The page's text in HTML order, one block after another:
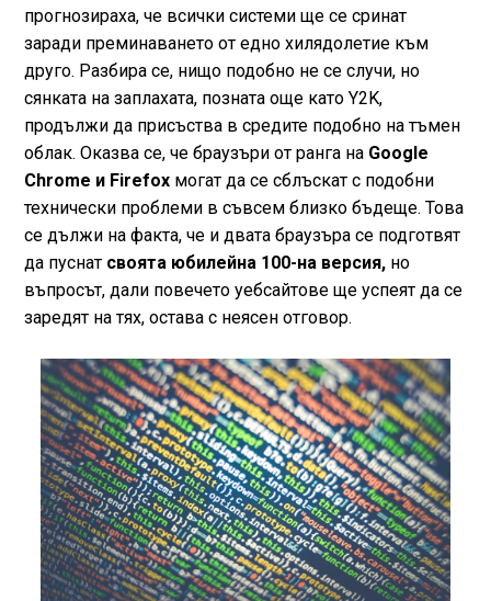
прогнозираха, че всички системи ще се сринат
заради преминаването от едно хилядолетие към
друго. Разбира се, нищо подобно не се случи, но
сянката на заплахата, позната още като Y2K,
продължи да присъства в средите подобно на тъмен
облак. Оказва се, че браузъри от ранга наGoogle
Chrome и Firefoxмогат да се сблъскат с подобни
технически проблеми в съвсем близко бъдеще. Това
се дължи на факта, че и двата браузъра се подготвят
да пуснат своята юбилейна 100-на версия,но
въпросът, дали повечето уебсайтове ще успеят да се
заредят на тях, остава с неясен отговор.